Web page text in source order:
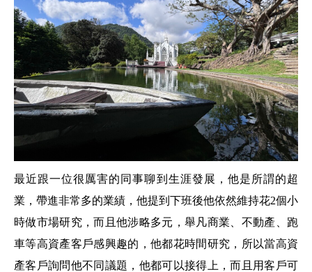
最近跟一位很厲害的同事聊到生涯發展，他是所謂的超
業，帶進非常多的業績，他提到下班後他依然維持花2個小
時做市場研究，而且他涉略多元，舉凡商業、不動產、跑
車等高資產客戶感興趣的，他都花時間研究，所以當高資
產客戶詢問他不同議題，他都可以接得上，而且用客戶可